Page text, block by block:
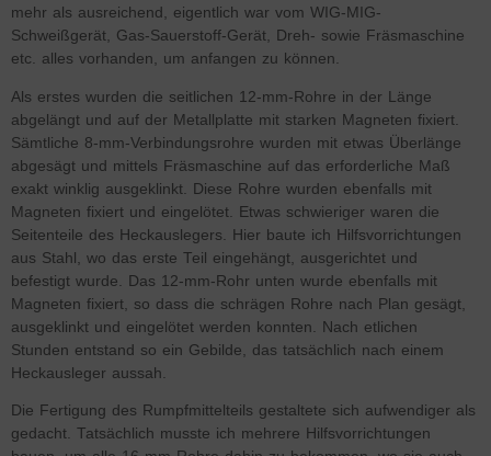
mehr als ausreichend, eigentlich war vom WIG-MIG-
Schweißgerät, Gas-Sauerstoff-Gerät, Dreh- sowie Fräsmaschine
etc. alles vorhanden, um anfangen zu können.
Als erstes wurden die seitlichen 12-mm-Rohre in der Länge
abgelängt und auf der Metallplatte mit starken Magneten fixiert.
Sämtliche 8-mm-Verbindungsrohre wurden mit etwas Überlänge
abgesägt und mittels Fräsmaschine auf das erforderliche Maß
exakt winklig ausgeklinkt. Diese Rohre wurden ebenfalls mit
Magneten fixiert und eingelötet. Etwas schwieriger waren die
Seitenteile des Heckauslegers. Hier baute ich Hilfsvorrichtungen
aus Stahl, wo das erste Teil eingehängt, ausgerichtet und
befestigt wurde. Das 12-mm-Rohr unten wurde ebenfalls mit
Magneten fixiert, so dass die schrägen Rohre nach Plan gesägt,
ausgeklinkt und eingelötet werden konnten. Nach etlichen
Stunden entstand so ein Gebilde, das tatsächlich nach einem
Heckausleger aussah.
Die Fertigung des Rumpfmittelteils gestaltete sich aufwendiger als
gedacht. Tatsächlich musste ich mehrere Hilfsvorrichtungen